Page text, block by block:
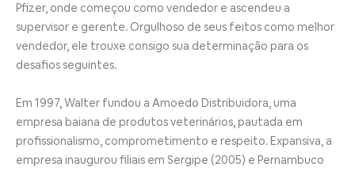
Pfizer, onde começou como vendedor e ascendeu a
supervisor e gerente. Orgulhoso de seus feitos como melhor
vendedor, ele trouxe consigo sua determinação para os
desafios seguintes.
Em 1997, Walter fundou a Amoedo Distribuidora, uma
empresa baiana de produtos veterinários, pautada em
profissionalismo, comprometimento e respeito. Expansiva, a
empresa inaugurou filiais em Sergipe (2005) e Pernambuco